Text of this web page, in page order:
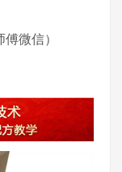
微信）